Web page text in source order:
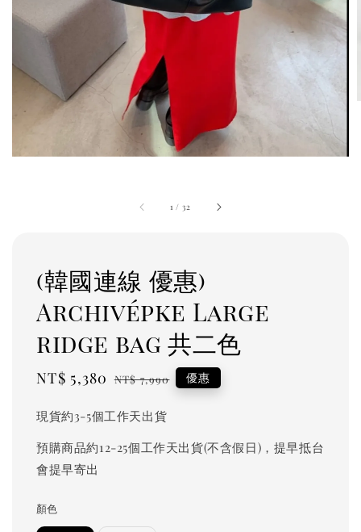
1 / 32
(韓國連線 優惠)
Archivépke Large
ridge bag 共二色
Sale
NT$ 5,380 Regular
NT$ 7,990 優惠
現貨約3-5個工作天出貨
預購商品約12-25個工作天出貨(不含假日)，提早抵台
會提早寄出
顏色